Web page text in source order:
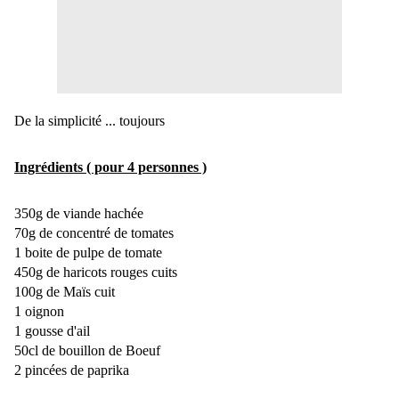
De la simplicité ... toujours
Ingrédients ( pour 4 personnes )
350g de viande hachée
70g de concentré de tomates
1 boite de pulpe de tomate
450g de haricots rouges cuits
100g de Maïs cuit
1 oignon
1 gousse d'ail
50cl de bouillon de Boeuf
2 pincées de paprika